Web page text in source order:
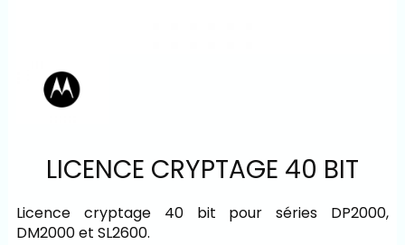
LICENCE CRYPTAGE 40 BIT
Licence cryptage 40 bit pour séries DP2000,
DM2000 et SL2600.